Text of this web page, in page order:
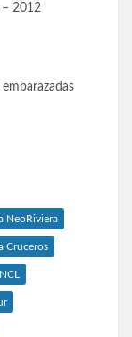
– 2012
NeoRiviera
Cruceros